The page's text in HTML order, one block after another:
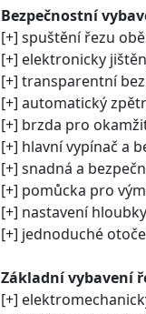
Bezpečnostní
[+] spuštění řezu
[+] elektronicky
[+] transparentní
[+] automatický
[+] brzda pro
[+] hlavní vypínač a
[+] snadná a
[+] pomůcka pro
[+] nastavení
[+] jednoduché
Základní vybavení
[+]